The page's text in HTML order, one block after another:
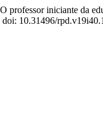
professor iniciante da
10.31496/